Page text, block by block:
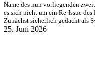
Name des nun vorliegenden
es sich nicht um ein Re-Issue
Zunächst sicherlich gedacht als
25. Juni 2026